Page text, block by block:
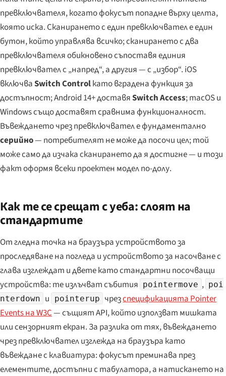
превключвателя, когато фокусът попадне върху целта,
която иска. Сканирането с един превключвател е един
бутон, който управлява всичко; сканирането с два
превключвателя обикновено съпоставя единия
превключвател с „напред“, а другия — с „избор“. iOS
включваSwitch Controlкато вградена функция за
достъпност; Android 14+ доставяSwitch Access; macOS и
Windows също доставят сравнима функционалност.
Въвеждането чрез превключвател е фундаментално
серийно— потребителят не може да посочи цел; той
може само да изчака сканирането да я достигне — и този
факт оформя всеки проектен модел по-долу.
Как те се срещат с уеба: слоят на
стандартите
От гледна точка на браузъра устройството за
проследяване на погледа и устройството за насочване с
глава изглеждат и двете като стандартни посочващи
устройства: те излъчват събития pointermove , poi
nterdown и pointerup чрезспецификацията Pointer
Events на W3C— същият API, който използват мишката
или сензорният екран. За разлика от тях, въвеждането
чрез превключвател изглежда на браузъра като
въвеждане с клавиатура: фокусът преминава през
елементите, достъпни с табулатора, а натискането на